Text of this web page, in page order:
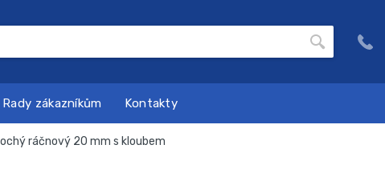
Rady zákazníkům Kontakty
ráčnový 20 mm s kloubem